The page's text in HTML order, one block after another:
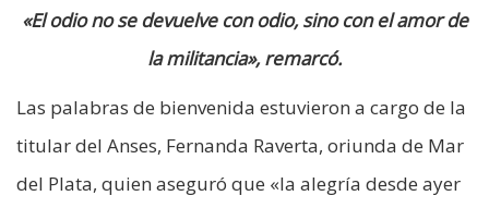
«El odio no se devuelve con odio, sino con el amor de
la militancia», remarcó.
Las palabras de bienvenida estuvieron a cargo de la
titular del Anses, Fernanda Raverta, oriunda de Mar
del Plata, quien aseguró que «la alegría desde ayer